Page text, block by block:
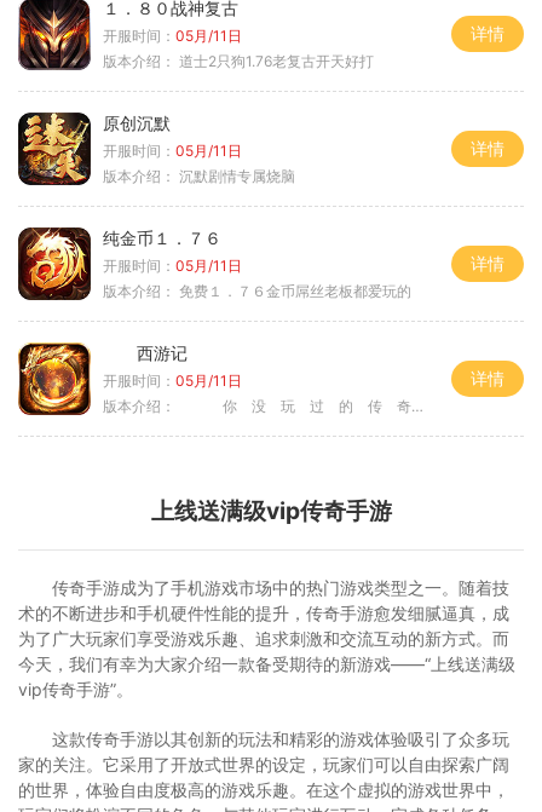
１．８０战神复古
开服时间： 05月/11日
版本介绍： 道士2只狗1.76老复古开天好打
详情
原创沉默
开服时间： 05月/11日
版本介绍： 沉默剧情专属烧脑
详情
纯金币１．７６
开服时间： 05月/11日
版本介绍： 免费１．７６金币屌丝老板都爱玩的
详情
西游记
开服时间： 05月/11日
版本介绍：
你 没 玩 过 的 传 奇
详情
上线送满级vip传奇手游
传奇手游成为了手机游戏市场中的热门游戏类型之一。随着技
术的不断进步和手机硬件性能的提升，传奇手游愈发细腻逼真，成
为了广大玩家们享受游戏乐趣、追求刺激和交流互动的新方式。而
今天，我们有幸为大家介绍一款备受期待的新游戏——“上线送满级
vip传奇手游”。
这款传奇手游以其创新的玩法和精彩的游戏体验吸引了众多玩
家的关注。它采用了开放式世界的设定，玩家们可以自由探索广阔
的世界，体验自由度极高的游戏乐趣。在这个虚拟的游戏世界中，